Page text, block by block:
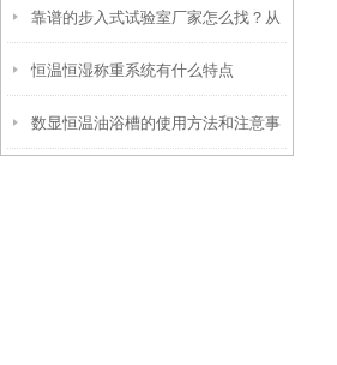
校准上的广泛应用
靠谱的步入式试验室厂家怎么找？从
信誉和资质入手
恒温恒湿称重系统有什么特点
数显恒温油浴槽的使用方法和注意事